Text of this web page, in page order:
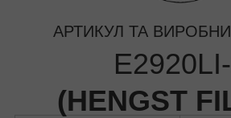
АРТИКУЛ ТА
(HENGST